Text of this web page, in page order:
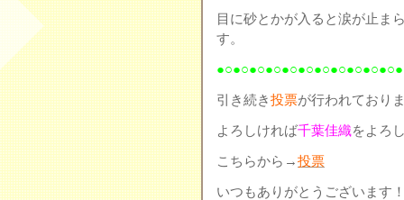
目に砂とかが入ると涙が止ま
す。
引き続き投票が行われており
よろしければ千葉佳織をよろ
こちらから→投票
いつもありがとうございます